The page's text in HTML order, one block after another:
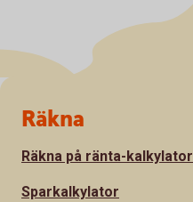
Sidfot
Räkna
Räkna på ränta-kalkylator
Sparkalkylator